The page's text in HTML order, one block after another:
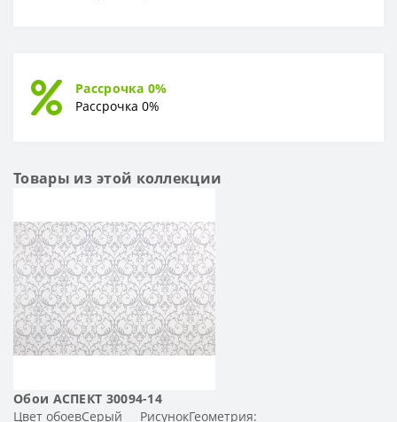
Рассрочка 0%
Рассрочка 0%
Товары из этой коллекции
Обои АСПЕКТ 30094-14
Цвет обоевСерый РисунокГеометрия: